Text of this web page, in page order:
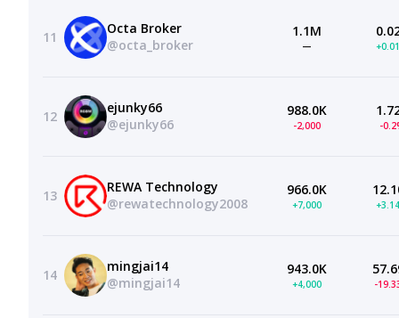
11
Octa Broker
@octa_broker
1.1M
—
12
ejunky66
@ejunky66
988.0K
-2,000 -
13
REWA Technology
@rewatechnology2008
966.0K
+7,000
14
mingjai14
@mingjai14
943.0K
+4,000 -